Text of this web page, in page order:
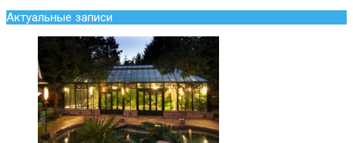
Актуальные записи